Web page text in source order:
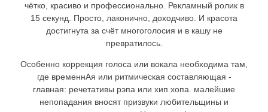
чётко, красиво и профессионально. Рекламный ролик в
15 секунд. Просто, лаконично, доходчиво. И красота
достигнута за счёт многоголосия и в кашу не
превратилось.
Особенно коррекция голоса или вокала необходима там,
где временнАя или ритмическая составляющая -
главная: речетативы рэпа или хип хопа. малейшие
непопадания вносят призвуки любительщины и